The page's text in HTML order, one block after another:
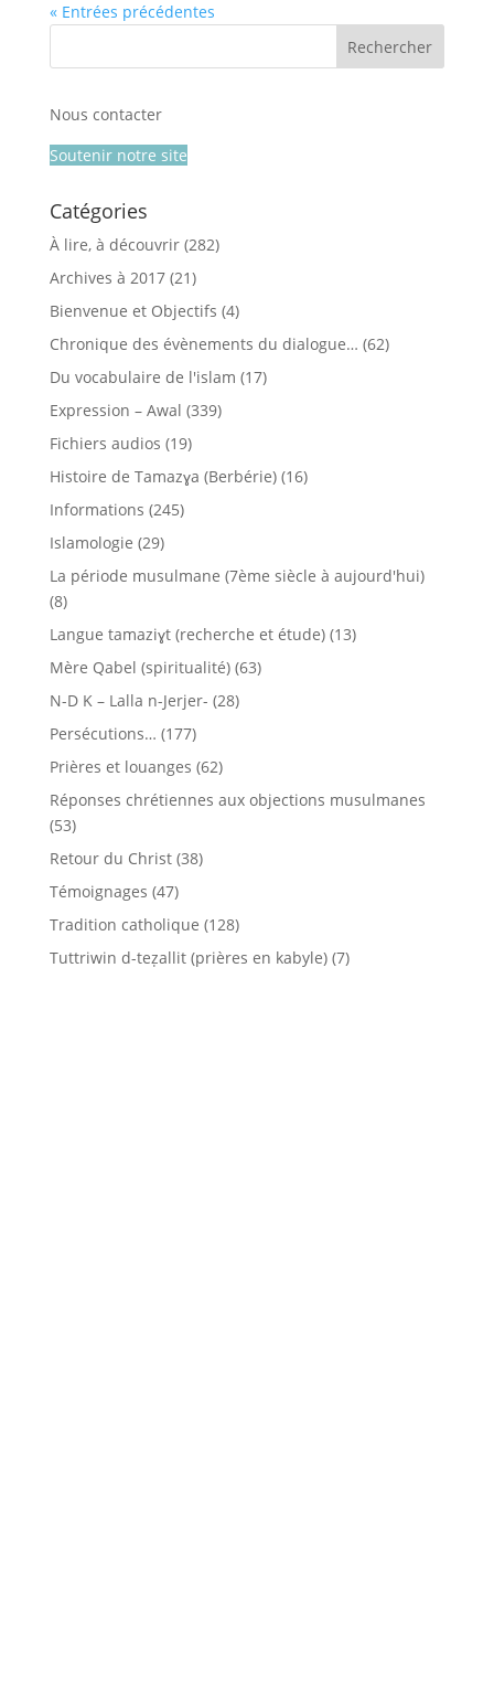
« Entrées précédentes
Nous contacter
Soutenir notre site
Catégories
À lire, à découvrir(282)
Archives à 2017(21)
Bienvenue et Objectifs (4)
Chronique des évènements du dialogue… (62)
Du vocabulaire de l'islam (17)
Expression – Awal (339)
Fichiers audios (19)
Histoire de Tamazɣa (Berbérie)(16)
Informations (245)
Islamologie (29)
La période musulmane (7ème siècle à aujourd'hui)
(8)
Langue tamaziɣt (recherche et étude)(13)
Mère Qabel (spiritualité)(63)
N-D K – Lalla n-Jerjer- (28)
Persécutions… (177)
Prières et louanges (62)
Réponses chrétiennes aux objections musulmanes
(53)
Retour du Christ(38)
Témoignages (47)
Tradition catholique (128)
Tuttriwin d-teẓallit (prières en kabyle)(7)